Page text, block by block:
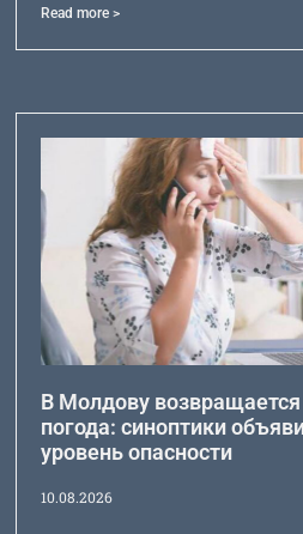
Read more >
В Молдову возвращается
погода: синоптики
уровень опасности
10.08.2026